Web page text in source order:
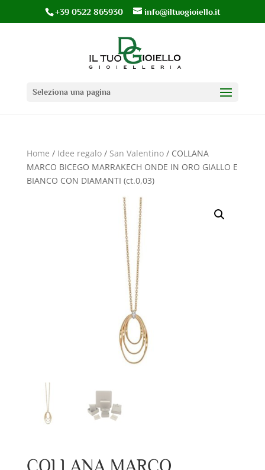
+39 0522 865930 info@iltuogioiello.it
Seleziona una pagina
Home / Idee regalo/ San Valentino/ COLLANA
MARCO BICEGO MARRAKECH ONDE IN ORO GIALLO E
BIANCO CON DIAMANTI (ct.0,03)
COLLANA MARCO